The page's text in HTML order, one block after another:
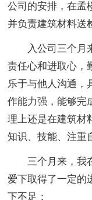
公司的安排，在孟
并负责建筑材料送
入公司三个月来
责任心和进取心，
乐于与他人沟通，
作能力强，能够完
理上还是在建筑材
知识、技能、注重
三个月来，我在
爱下取得了一定的
下不足：